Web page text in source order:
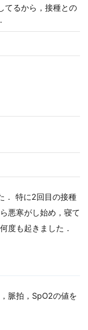
てるから，接種との
． 特に2回目の接種
悪寒がし始め，寝て
度も起きました．
脈拍，SpO2の値を